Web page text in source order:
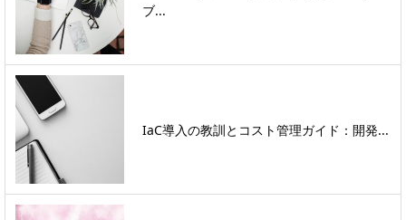
ブ...
IaC導入の教訓とコスト管理ガイド：開発...